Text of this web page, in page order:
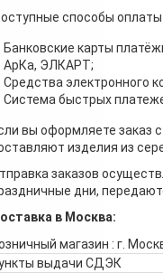
способы
Банковские карты
АрКа, ЭЛКАРТ;
Средства электронного
Система быстрых
вы оформляете заказ
изделия из
заказов
дни,
в Москва:
магазин : г.
выдачи СДЭК